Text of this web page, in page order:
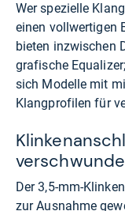
Wer spezielle
einen vollwertigen
bieten inzwischen
grafische
sich Modelle mit
Klangprofilen für
Der 3,5-mm-
zur Ausnahme